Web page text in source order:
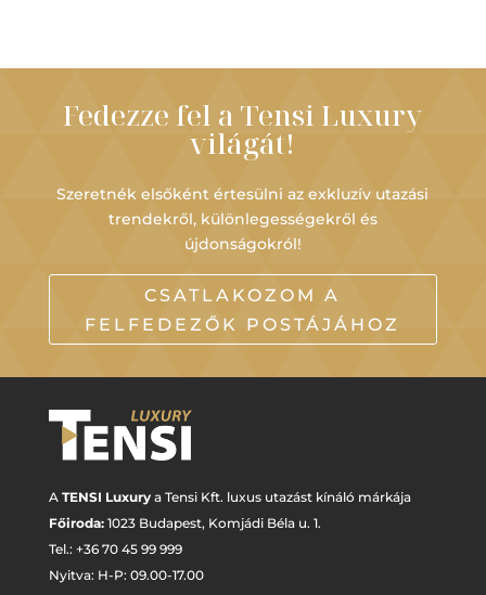
Fedezze fel a Tensi Luxury
világát!
Szeretnék elsőként értesülni az exkluzív utazási
trendekről, különlegességekről és
újdonságokról!
CSATLAKOZOM A
FELFEDEZŐK POSTÁJÁHOZ
A TENSI Luxurya Tensi Kft. luxus utazást kínáló márkája
Főiroda: 1023 Budapest, Komjádi Béla u. 1.
Tel.: +36 70 45 99 999
Nyitva: H-P: 09.00-17.00